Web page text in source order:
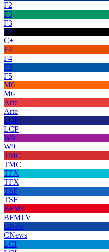
F2
F3
F3
C+
C+
F4
F4
F5
F5
M6
M6
Arte
Arte
LCP
LCP
W9
W9
TMC
TMC
TFX
TFX
TSF
TSF
BFMT
BFMTV
CNew
CNews
LCI